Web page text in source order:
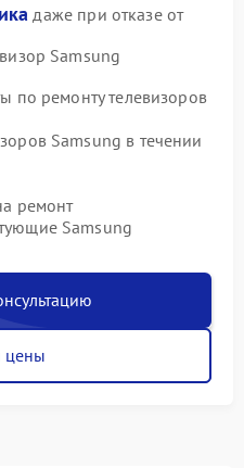
даже при отказе от
Samsung
по ремонту телевизоров
Samsung в течении
ремонт
Samsung